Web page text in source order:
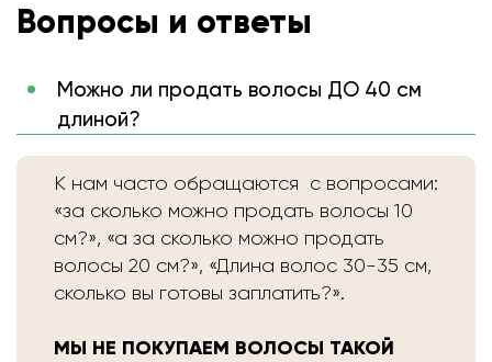
Вопросы и ответы
Можно ли продать волосы ДО 40 см
длиной?
К нам часто обращаются с вопросами:
«за сколько можно продать волосы 10
см?», «а за сколько можно продать
волосы 20 см?», «Длина волос 30-35 см,
сколько вы готовы заплатить?».
МЫ НЕ ПОКУПАЕМ ВОЛОСЫ ТАКОЙ